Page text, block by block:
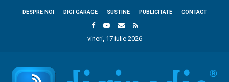
DESPRE NOI DIGI GARAGE SUSTINE PUBLICITATE CONTACT
vineri, 17 iulie 2026